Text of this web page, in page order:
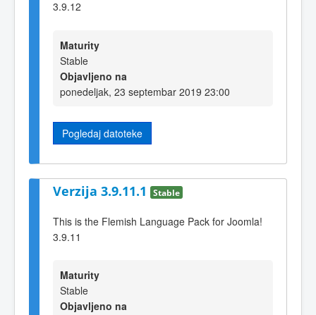
3.9.12
Maturity
Stable
Objavljeno na
ponedeljak, 23 septembar 2019 23:00
Pogledaj datoteke
Verzija 3.9.11.1 Stable
This is the Flemish Language Pack for Joomla!
3.9.11
Maturity
Stable
Objavljeno na